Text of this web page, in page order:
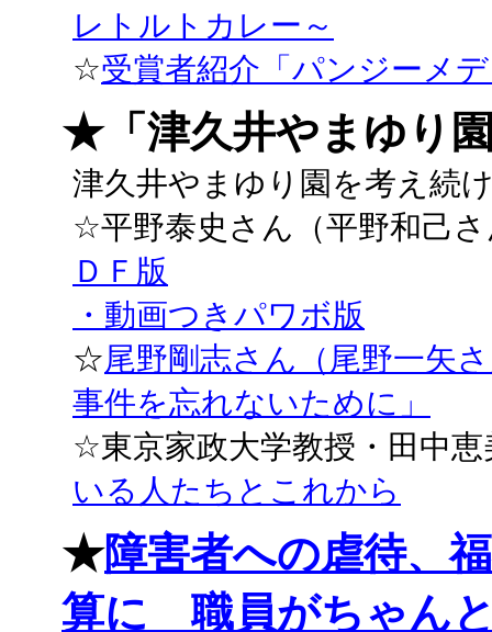
レトルトカレー～
☆受賞者紹介「パンジーメ
★「津久井やまゆり
津久井やまゆり園を考え続
☆平野泰史さん（平野和己
ＤＦ版
・動画つきパワボ版
☆尾野剛志さん（尾野一矢
事件を忘れないために」
☆東京家政大学教授・田中
いる人たちとこれから
★障害者への虐待、
算に 職員がちゃん